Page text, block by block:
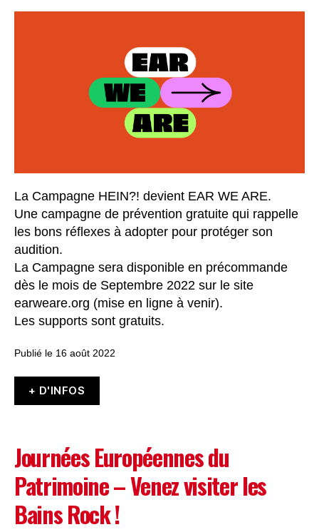
La Campagne HEIN?! devient EAR WE ARE.
Une campagne de prévention gratuite qui rappelle
les bons réflexes à adopter pour protéger son
audition.
La Campagne sera disponible en précommande
dès le mois de Septembre 2022 sur le site
earweare.org (mise en ligne à venir).
Les supports sont gratuits.
Publié le 16 août 2022
+ D'INFOS
Journées Européennes du
Patrimoine – Venez visiter les
Bains Rock !